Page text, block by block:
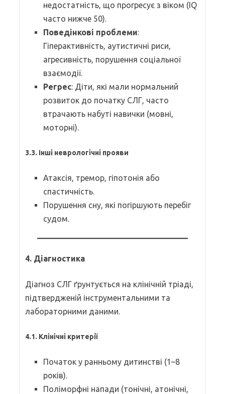
недостатність, що прогресує з віком (IQ
часто нижче 50).
Поведінкові проблеми:
Гіперактивність, аутистичні риси,
агресивність, порушення соціальної
взаємодії.
Регрес: Діти, які мали нормальний
розвиток до початку СЛГ, часто
втрачають набуті навички (мовні,
моторні).
3.3. Інші неврологічні прояви
Атаксія, тремор, гіпотонія або
спастичність.
Порушення сну, які погіршують перебіг
судом.
4. Діагностика
Діагноз СЛГ ґрунтується на клінічній тріаді,
підтвердженій інструментальними та
лабораторними даними.
4.1. Клінічні критерії
Початок у ранньому дитинстві (1–8
років).
Поліморфні напади (тонічні, атонічні,